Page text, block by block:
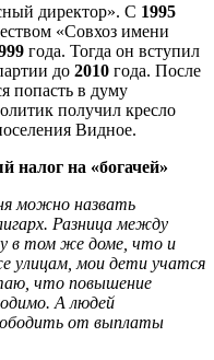
директор». С 1995
«Совхоз имени
года. Тогда он вступил
до 2010 года. После
попасть в думу
получил кресло
Видное.
налог на «богачей»
можно назвать
Разница между
в том же доме, что и
улицам, мои дети учатся
что повышение
А людей
от выплаты